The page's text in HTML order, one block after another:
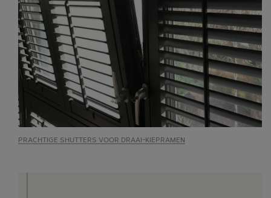
PRACHTIGE SHUTTERS VOOR DRAAI-KIEPRAMEN